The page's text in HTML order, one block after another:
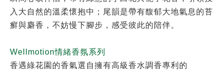
入大自然的溫柔懷抱中；尾韻是帶有馥郁大地氣息的苔
癬與麝香，不妨慢下腳步，感受彼此的陪伴。
Wellmotion情緒香氛系列
香遇綠花園的香氣選自擁有高級香水調香專利的